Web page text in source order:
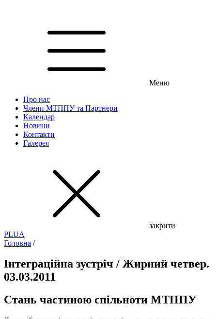
Меню
Про нас
Члени МТППУ та Партнери
Календар
Новини
Контакти
Галерея
закрити
PLUA
Головна /
Інтеграційна зустріч / Жирний четвер.
03.03.2011
Стань частиною спільноти МТППУ